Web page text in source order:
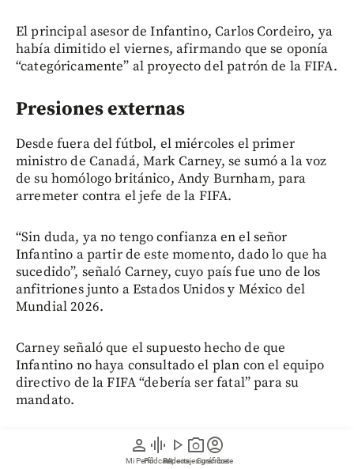
person
Mi Perfil
graphic_eq
Pódcast
play_arrow
Videos
photo_camera
Reportajes gráficos
account_circle
Suscríbete
El principal asesor de Infantino, Carlos Cordeiro, ya
había dimitido el viernes, afirmando que se oponía
“categóricamente” al proyecto del patrón de la FIFA.
Presiones externas
Desde fuera del fútbol, el miércoles el primer
ministro de Canadá, Mark Carney, se sumó a la voz
de su homólogo británico, Andy Burnham, para
arremeter contra el jefe de la FIFA.
“Sin duda, ya no tengo confianza en el señor
Infantino a partir de este momento, dado lo que ha
sucedido”, señaló Carney, cuyo país fue uno de los
anfitriones junto a Estados Unidos y México del
Mundial 2026.
Carney señaló que el supuesto hecho de que
Infantino no haya consultado el plan con el equipo
directivo de la FIFA “debería ser fatal” para su
mandato.
El pasado viernes, Burnham opinó que Infantino era
“la persona equivocada para dirigir” el organismo